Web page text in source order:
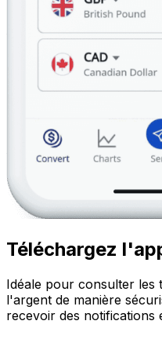
Téléchargez
Idéale pour consulter les
l'argent de manière
recevoir des notifications